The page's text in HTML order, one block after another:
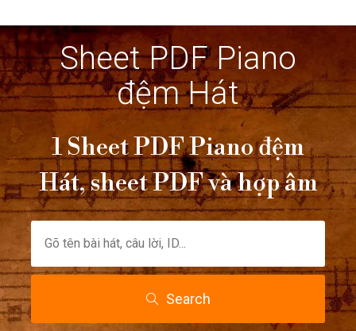
Sheet PDF Piano
đệm Hát
1 Sheet PDF Piano đệm
Hát, sheet PDF và hợp âm
Search